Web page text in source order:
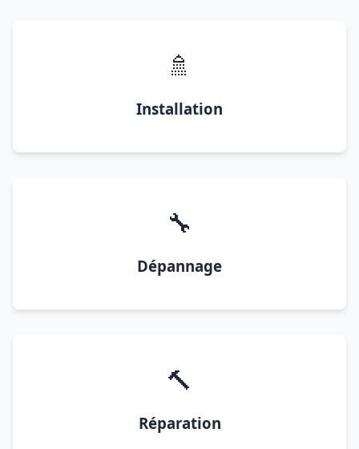
🚿
Installation
🔧
Dépannage
🔨
Réparation